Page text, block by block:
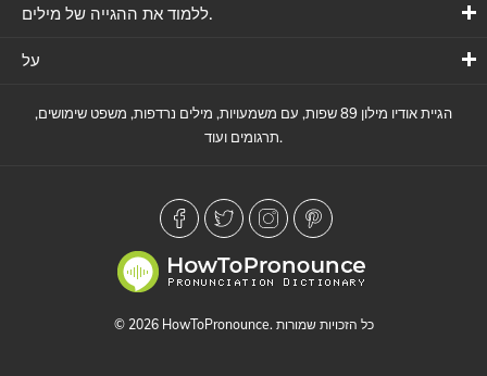
ללמוד את ההגייה של מילים.
על
הגיית אודיו מילון 89 שפות, עם משמעויות, מילים נרדפות, משפט שימושים,
תרגומים ועוד.
© 2026 HowToPronounce. כל הזכויות שמורות